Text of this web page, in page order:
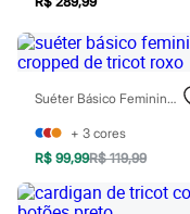
Sutiãs e Tops
Moda praia
Biquínis
Maiôs
Personagens
Plus size
Calças
Suéter Básico Feminino Cropped De Tricot Roxo
+ 3 cores
R$ 99,99R$ 119,99